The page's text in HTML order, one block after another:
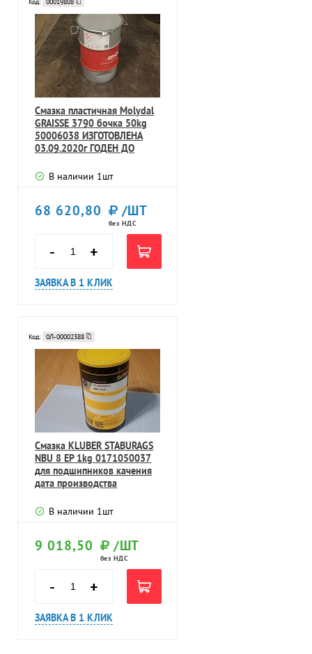
Код: 00019808
Смазка пластичная Molydal
GRAISSE 3790 бочка 50kg
50006038 ИЗГОТОВЛЕНА
03.09.2020г ГОДЕН ДО
В наличии 1шт
68 620,80 /ШТ
без НДС
- +
ЗАЯВКА В 1 КЛИК
Код: 0Л-00002388
Смазка KLUBER STABURAGS
NBU 8 EP 1kg 0171050037
для подшипников качения
дата производства
В наличии 1шт
9 018,50 /ШТ
без НДС
- +
ЗАЯВКА В 1 КЛИК